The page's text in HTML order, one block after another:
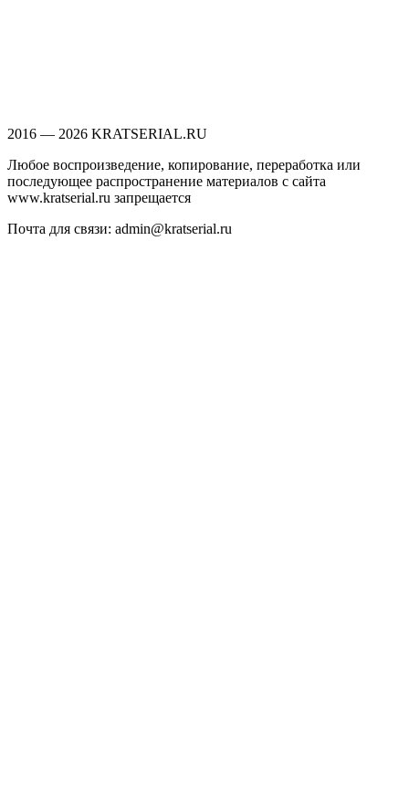
2016 — 2026 KRATSERIAL.RU
Любое воспроизведение, копирование, переработка или
последующее распространение материалов с сайта
www.kratserial.ru запрещается
Почта для связи: admin@kratserial.ru